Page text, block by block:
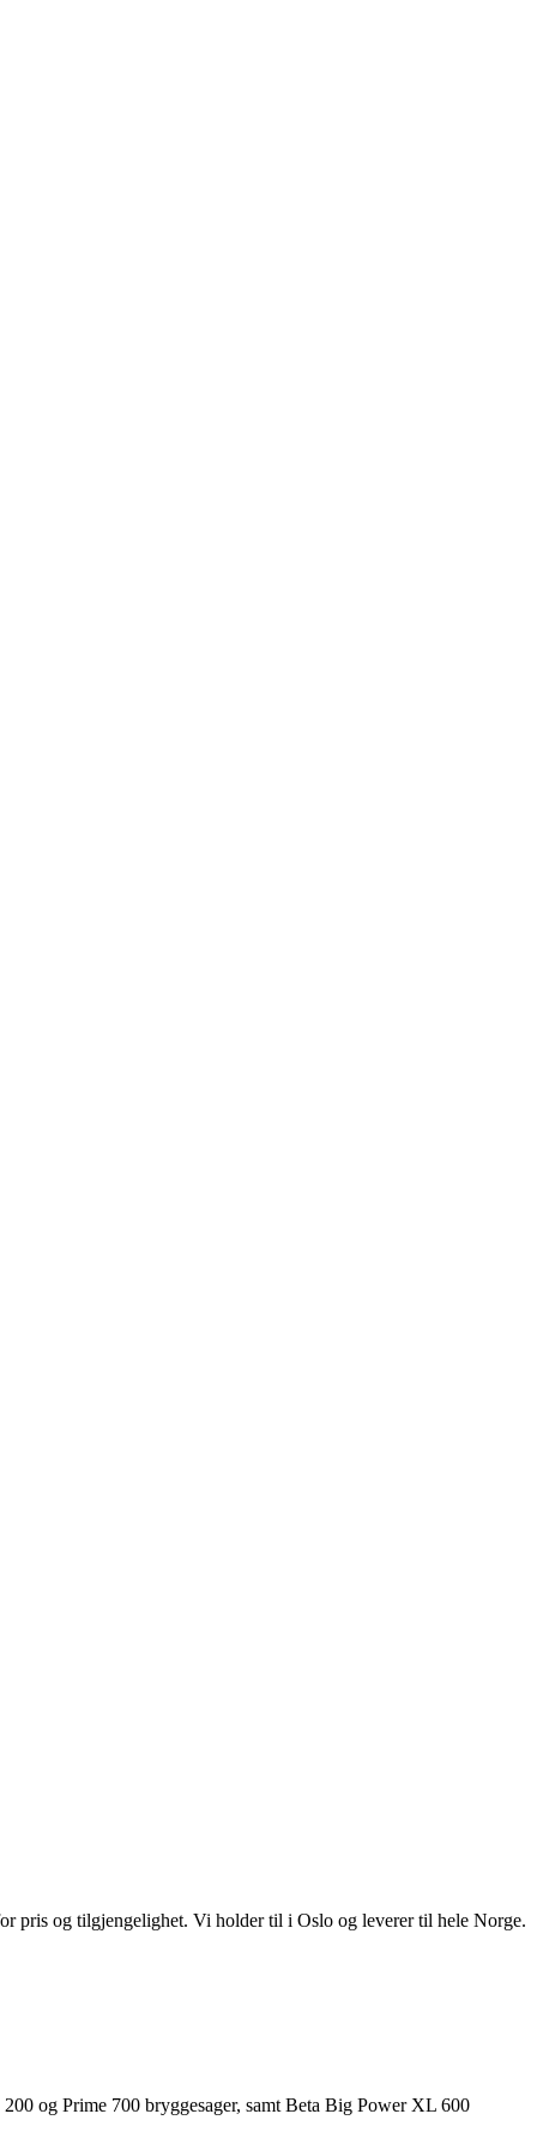
pris og tilgjengelighet. Vi holder til i Oslo og leverer til hele Norge.
og Prime 700 bryggesager, samt Beta Big Power XL 600